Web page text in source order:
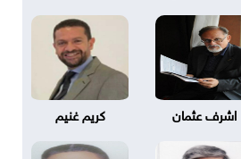
اشرف عثمان كريم غنيم